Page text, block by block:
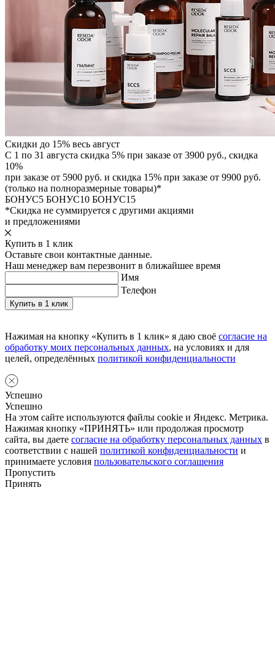
Скидки до 15% весь август
С 1 по 31 августа скидка 5% при заказе от 3900 руб., скидка
10%
при заказе от 5900 руб. и скидка 15% при заказе от 9900 руб.
(только на полноразмерные товары)*
БОНУС5 БОНУС10 БОНУС15
*Скидка не суммируется с другими акциями
и предложениями
Купить в 1 клик
Оставьте свои контактные данные.
Наш менеджер вам перезвонит в ближайшее время
Имя
Телефон
Нажимая на кнопку «Купить в 1 клик» я даю своё согласие на
обработку моих персональных данных, на условиях и для
целей, определённых политикой конфиденциальности
Успешно
Успешно
На этом сайте используются файлы cookie и Яндекс. Метрика.
Нажимая кнопку «ПРИНЯТЬ» или продолжая просмотр
сайта, вы даете согласие на обработку персональных данных в
соответствии с нашей политикой конфиденциальности и
принимаете условия пользовательского соглашения
Пропустить
Принять